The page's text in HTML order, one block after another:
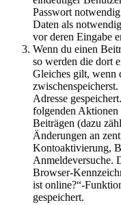
Passwort
Daten als
vor deren Eingabe
Wenn du einen
so werden die dort
Gleiches gilt, wenn
Adresse
folgenden Aktionen
Beiträgen (dazu
Änderungen an
Kontoaktivierung,
Anmeldeversuche.
Browser-
ist online?“-
gespeichert.